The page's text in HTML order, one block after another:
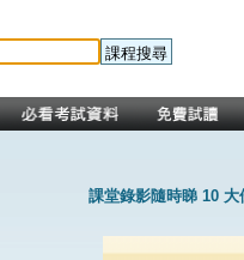
課堂錄影隨時睇 10 大